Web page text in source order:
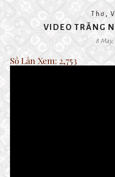
Thơ ,
VIDEO TRĂNG
8 May,
Số Lần Xem: 2,753